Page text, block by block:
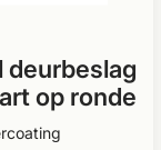
deurbeslag
op ronde